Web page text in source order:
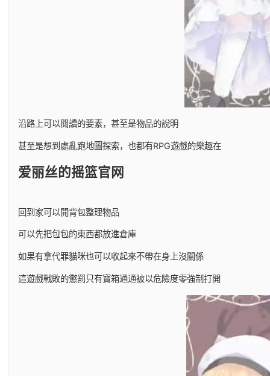
沿路上可以閱讀的要素，甚至是物品的說明
甚至是想到處亂跑地圖探索，也都有RPG遊戲的樂趣在
爱丽丝的摇篮官网
回到家可以開背包整理物品
可以先把包包的東西都放進倉庫
如果有拿代罪貓咪也可以收起來不帶在身上沒關係
這遊戲戰敗的懲罰只有寶箱通通被以危險度零強制打開